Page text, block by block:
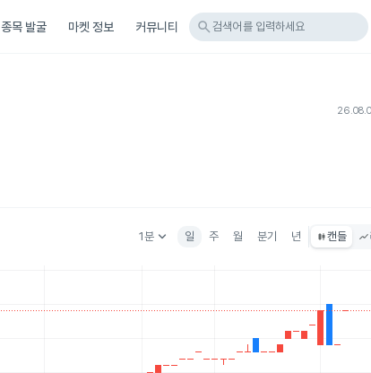
종목 발굴 마켓 정보 커뮤니티 search 검색어를 입력하세요
1분keyboard_arrow_down 일 주 월 분기 년 캔들